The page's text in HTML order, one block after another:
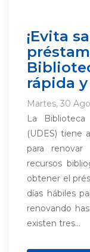
¡Evita
rápida
Martes, 30
La
(UDES) tiene
para
recursos
obtener el
días hábiles
renovando
existen tres...